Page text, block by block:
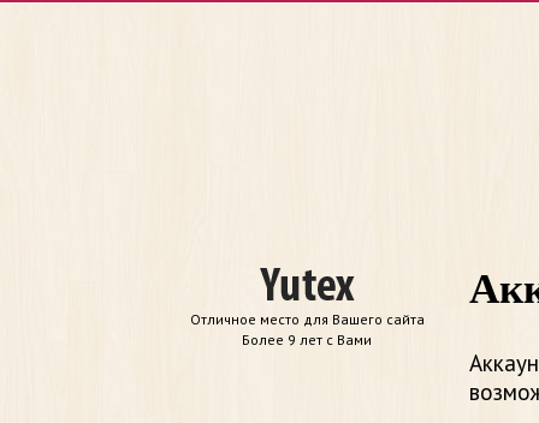
Отличное место для Вашего сайта
Более 9 лет с Вами